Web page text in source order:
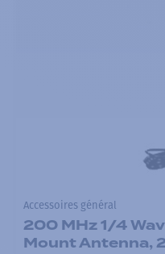
Accessoires général
200 MHz 1/4
Mount Antenna,